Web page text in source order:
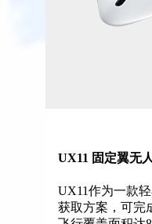
UX11 固定翼无
UX11作为一款
获取方案，可完